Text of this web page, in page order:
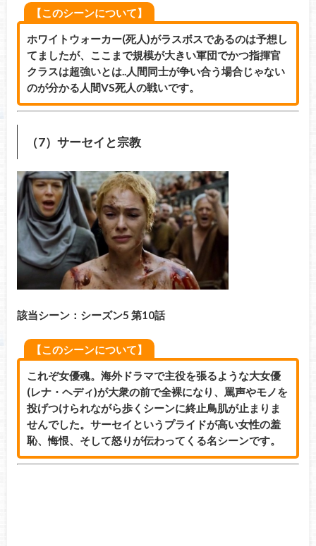
【このシーンについて】
ホワイトウォーカー(死人)がラスボスであるのは予想し
てましたが、ここまで規模が大きい軍団でかつ指揮官
クラスは超強いとは..人間同士が争い合う場合じゃない
のが分かる人間VS死人の戦いです。
（7）サーセイと宗教
該当シーン：シーズン5 第10話
【このシーンについて】
これぞ女優魂。海外ドラマで主役を張るような大女優
(レナ・ヘディ)が大衆の前で全裸になり、罵声やモノを
投げつけられながら歩くシーンに終止鳥肌が止まりま
せんでした。サーセイというプライドが高い女性の羞
恥、悔恨、そして怒りが伝わってくる名シーンです。